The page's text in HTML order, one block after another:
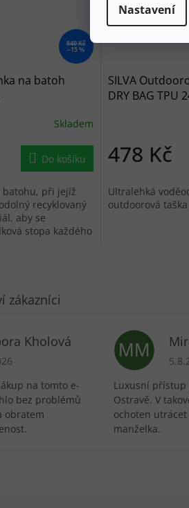
Nastavení
840 Kč
–15 %
na batoh
Skladem
Do košíku
batohu, při jejíž
recyklovaný
aby se
stopa každého
SILVA
DRY BAG TPU
478 Kč
Ultralehká
outdoorová
Kholová
obchodu je 5 z 5 hvězdiček.
na tomto e-
bez problémů
obratem
MM
Luxusní
Ostravě. V
ochoten utrácet
manželka.